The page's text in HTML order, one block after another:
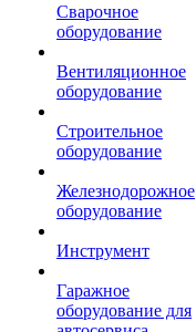
Сварочное
оборудование
Вентиляционное
оборудование
Строительное
оборудование
Железнодорожное
оборудование
Инструмент
Гаражное
оборудование для